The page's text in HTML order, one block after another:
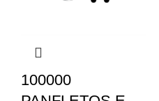
100000